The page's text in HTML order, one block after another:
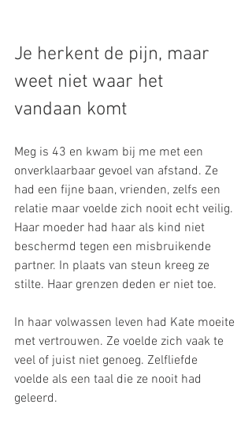
Je herkent de pijn, maar
weet niet waar het
vandaan komt
Meg is 43 en kwam bij me met een
onverklaarbaar gevoel van afstand. Ze
had een fijne baan, vrienden, zelfs een
relatie maar voelde zich nooit echt veilig.
Haar moeder had haar als kind niet
beschermd tegen een misbruikende
partner. In plaats van steun kreeg ze
stilte. Haar grenzen deden er niet toe.
In haar volwassen leven had Kate moeite
met vertrouwen. Ze voelde zich vaak te
veel of juist niet genoeg. Zelfliefde
voelde als een taal die ze nooit had
geleerd.